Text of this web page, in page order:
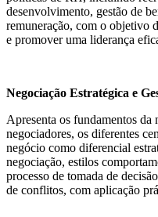
desenvolvimento, gestão de
remuneração, com o objetivo
e promover uma liderança
Negociação Estratégica e
Apresenta os fundamentos
negociadores, os diferentes
negócio como diferencial
negociação, estilos
processo de tomada de
de conflitos, com aplicação